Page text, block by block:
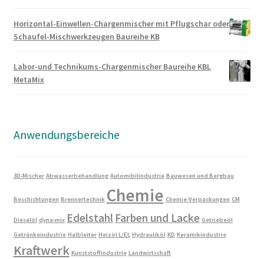
Horizontal-Einwellen-Chargenmischer mit Pflugschar oder
Schaufel-Mischwerkzeugen Baureihe KB
Labor-und Technikums-Chargenmischer Baureihe KBL
MetaMix
Anwendungsbereiche
3D-Mischer Abwasserbehandlung Automibilindustrie Bauwesen und Bergbau
Beschichtungen Brennertechnik Chemie Chemie-Verpackungen CM
Dieselöl dyna-mix Edelstahl Farben und Lacke Getriebeöl
Getränkeindustrie Halbleiter Heizöl L/EL Hydrauliköl KD Keramikindustrie
Kraftwerk Kunststoffindustrie Landwirtschaft